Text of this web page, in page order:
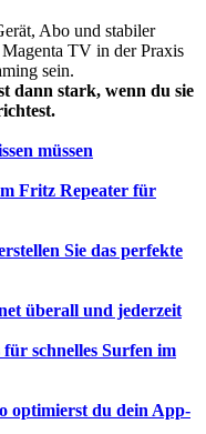
Abo und stabiler
TV in der Praxis
sein.
dann stark, wenn du sie
müssen
Fritz Repeater für
Sie das perfekte
überall und jederzeit
schnelles Surfen im
optimierst du dein App-